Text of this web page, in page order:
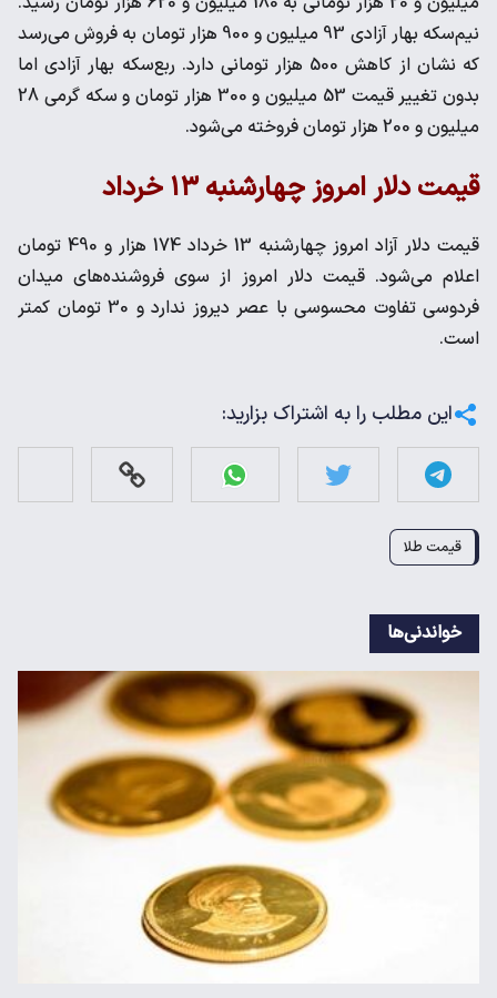
نیم‌سکه بهار آزادی 93 میلیون و 900 هزار تومان به فروش می‌رسد
که نشان از کاهش 500 هزار تومانی دارد. ربع‌سکه بهار آزادی اما
بدون تغییر قیمت 53 میلیون و 300 هزار تومان و سکه گرمی 28
میلیون و 200 هزار تومان فروخته می‌شود.
قیمت دلار امروز چهارشنبه ۱۳ خرداد
قیمت دلار آزاد امروز چهارشنبه 13 خرداد 174 هزار و 490 تومان
اعلام می‌شود. قیمت دلار امروز از سوی فروشنده‌های میدان
فردوسی تفاوت محسوسی با عصر دیروز ندارد و 30 تومان کمتر
است.
این مطلب را به اشتراک بزارید:
قیمت طلا
خواندنی‌ها